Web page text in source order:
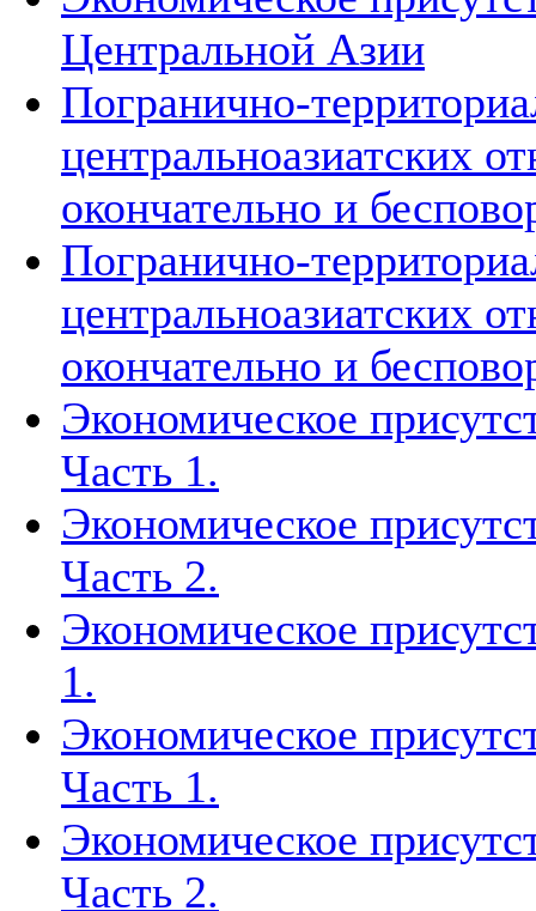
Центральной Азии
Погранично-
центральноазиатских
окончательно и
Погранично-
центральноазиатских
окончательно и
Экономическое
Часть 1.
Экономическое
Часть 2.
Экономическое
1.
Экономическое
Часть 1.
Экономическое
Часть 2.